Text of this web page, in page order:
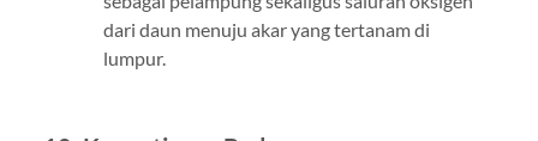
dari daun menuju akar yang tertanam di
lumpur.